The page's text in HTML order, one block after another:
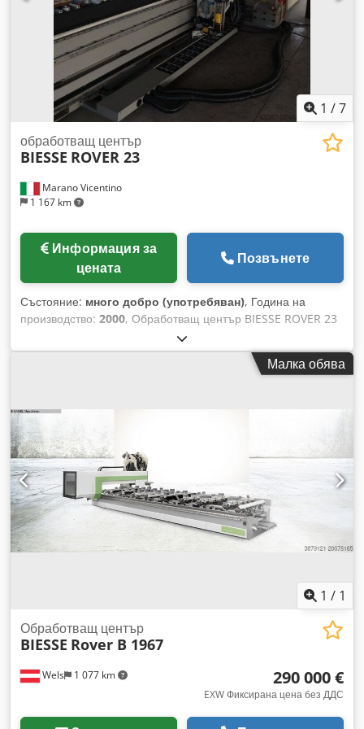
за инструменти с централно разстояние 180 мм •
Автоматична сма
Допълнителна вакуумна система за работа с шаблони или
допълнителни устройства за закрепване. Добро състояние.
Наличност: веднага от склада. Необходим ремонт:
дръжките на подвижната маса, ротационният механизъм
на инструменталния магазин ISO30, разположен в главата
на машината.
1 /7
Marano Vicentino
1 167 km
обработващ център
BIESSE ROVER 23
Информация за
цената
Позвънете
Състояние: много добро (употребяван), Година на
производство: 2000, Обработващ център BIESSE ROVER 23
Производител: Biesse Модел: Rover 23 Описание:
Управление CNI XNC Работна площ, ос X: 2900 мм Работна
площ, ос Y: 1300 мм Ход, ос Z: 140 мм 4-та ос: Ос C Маса с
об./мин.) с автоматична система за смяна на
инструментите, конус за инструменти ISO 30 Автоматична
система за смяна на инструментите с 8 гнезда – монтирана
на обработващата глава Пробивна глава, оборудвана с: -
10x Вертикални шпиндели (ос Z) - 4x Хоризонтални
шпиндели (ос X) - 2x Хоризонтални шпиндели (ос Y)
Система за безопасност с предпазна подложка в предната
част Chjdpfx Aszrg Uijhboa Вакуумна помпа 250 м³/ч В
ОТЛИЧНО СЪСТОЯНИЕ – В МОМЕНТА СЕ НАМИРА В
Малка обява
1 / 1
Wels 1 077 km
Обработващ център
BIESSE Rover B 1967
290 000 €
EXW Фиксирана цена без ДДС